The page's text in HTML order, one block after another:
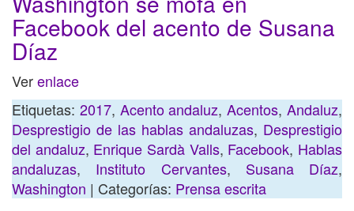
Facebook del acento de Susana
Díaz
Verenlace
Etiquetas: 2017, Acento andaluz,Acentos,Andaluz,
Desprestigio de las hablas andaluzas, Desprestigio
del andaluz, Enrique Sardà Valls, Facebook, Hablas
andaluzas, Instituto Cervantes, Susana Díaz,
Washington | Categorías: Prensa escrita